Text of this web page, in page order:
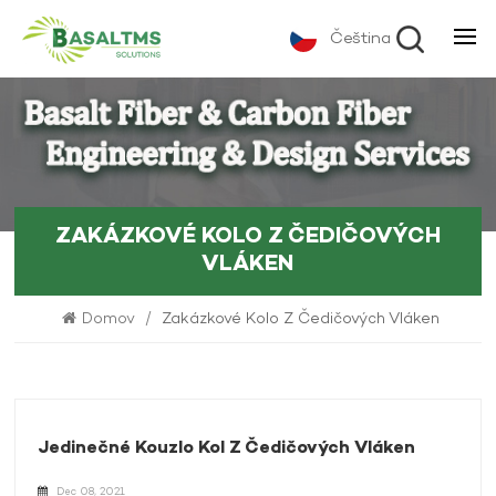
Čeština
ZAKÁZKOVÉ KOLO Z ČEDIČOVÝCH
VLÁKEN
Domov / Zakázkové Kolo Z Čedičových Vláken
Jedinečné Kouzlo Kol Z Čedičových Vláken
Dec 08, 2021